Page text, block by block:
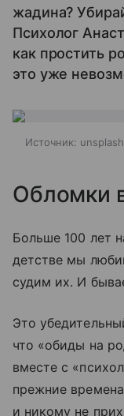
жадина?
Психолог
как простить
это уже
Источник:
Обломки
Больше 100 лет
детстве мы
судим их. И
Это
что «обиды на
вместе с
прежние
и никому не